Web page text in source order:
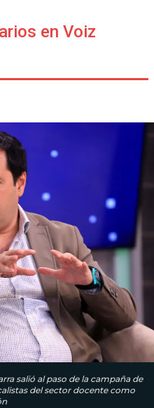
en Voiz
salió al paso de la campaña de
del sector docente como